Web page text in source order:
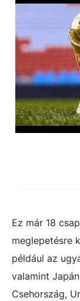
Ez már 18
meglepetésre
például az
valamint
Csehország,